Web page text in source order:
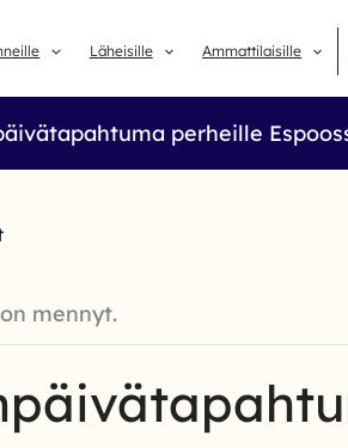
Läheisille Ammattilaisille
perheille
mennyt.